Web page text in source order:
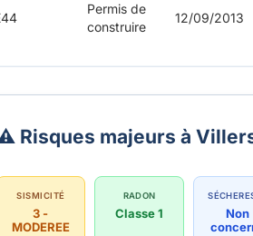
Permis de
construire
12/09/2013
Risques majeurs à
SISMICITÉ
3 -
MODEREE
RADON
Classe 1
Non